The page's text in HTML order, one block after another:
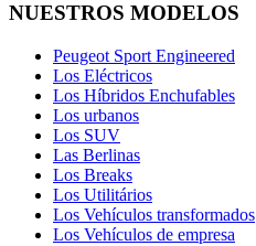
NUESTROS MODELOS
Peugeot Sport Engineered
Los Eléctricos
Los Híbridos Enchufables
Los urbanos
Los SUV
Las Berlinas
Los Breaks
Los Utilitários
Los Vehículos transformados
Los Vehículos de empresa